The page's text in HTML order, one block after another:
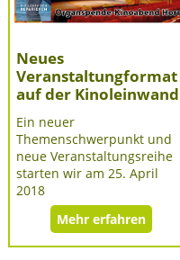
Neues
Veranstaltungformat
auf der Kinoleinwand
Ein neuer
Themenschwerpunkt und
neue Veranstaltungsreihe
starten wir am 25. April
2018
Mehr erfahren